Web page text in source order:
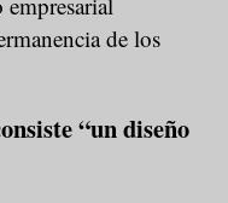
de los
“un diseño